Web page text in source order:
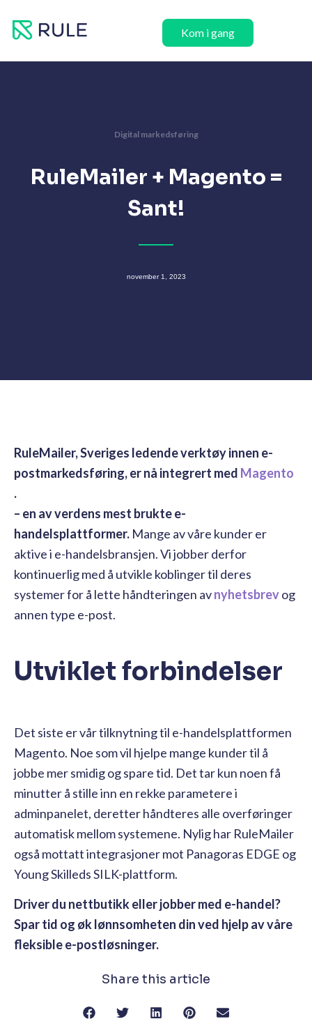
rett
Kom i gang
Digital markedsføring
RuleMailer + Magento =
Sant!
november 1, 2023
RuleMailer, Sveriges ledende verktøy innen e-
postmarkedsføring, er nå integrert med Magento
.
– en av verdens mest brukte e-
handelsplattformer. Mange av våre kunder er
aktive i e-handelsbransjen. Vi jobber derfor
kontinuerlig med å utvikle koblinger til deres
systemer for å lette håndteringen avnyhetsbrevog
annen type e-post.
Utviklet forbindelser
Det siste er vår tilknytning til e-handelsplattformen
Magento. Noe som vil hjelpe mange kunder til å
jobbe mer smidig og spare tid. Det tar kun noen få
minutter å stille inn en rekke parametere i
adminpanelet, deretter håndteres alle overføringer
automatisk mellom systemene. Nylig har RuleMailer
også mottatt integrasjoner mot Panagoras EDGE og
Young Skilleds SILK-plattform.
Driver du nettbutikk eller jobber med e-handel?
Spar tid og øk lønnsomheten din ved hjelp av våre
fleksible e-postløsninger.
Share this article